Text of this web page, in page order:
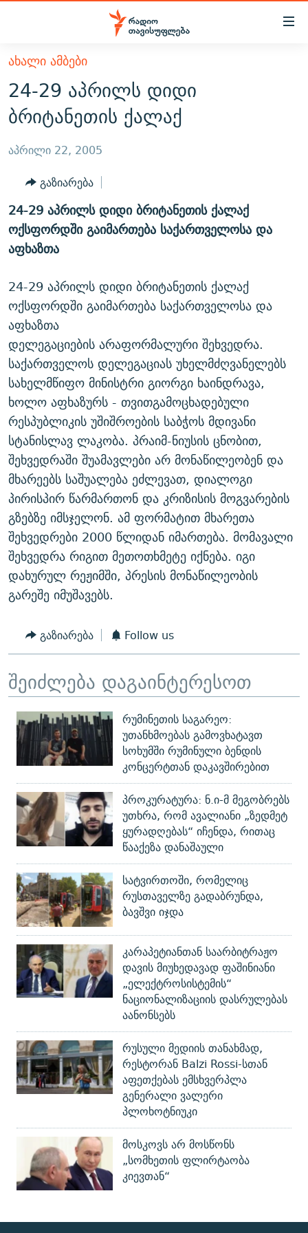
Accessibility
მთავარ
შინაარსზე
დაბრუნება
მთავარ
დაბრუნება
ძიებაზე
დაბრუნება
ᲐᲮᲐᲚᲘ ᲐᲛᲑᲔᲑᲘ
ᲗᲔᲛᲔᲑᲘ
ᲞᲝᲚᲘᲢᲘᲙᲐ
ᲔᲙᲝᲜᲝᲛᲘᲙᲐ
ᲡᲐᲖᲝᲒᲐᲓᲝᲔᲑᲐ
ᲡᲞᲝᲠᲢᲘ
ᲕᲘᲓᲔᲝ
ᲑᲚᲝᲒᲔᲑᲘ
ᲞᲝᲓᲙᲐᲡᲢᲔᲑᲘ
ᲜᲘᲙᲝᲡ ᲞᲝᲓᲙᲐᲡᲢᲘ
60 ᲓᲔᲪᲘᲑᲔᲚᲘ
ᲓᲘᲚᲘᲡ ᲡᲐᲣᲑᲠᲔᲑᲘ
ᲛᲝᲚᲐᲞᲐᲠᲐᲙᲔ ᲢᲔᲥᲡᲢᲔᲑᲘ
ᲨᲘᲜ - ᲣᲪᲮᲝᲔᲗᲨᲘ
ᲚᲘᲢᲔᲠᲐᲢᲣᲠᲣᲚᲘ ᲬᲐᲮᲜᲐᲒᲔᲑᲘ
ᲐᲛᲔᲠᲘᲙᲣᲚᲘ ᲛᲝᲗᲮᲠᲝᲑᲐ
ᲘᲛᲞᲔᲠᲘᲐ ᲓᲐ ᲠᲐᲓᲘᲝ
ᲗᲐᲕᲘᲡᲣᲤᲚᲔᲑᲘᲡ ᲛᲝᲜᲘᲢᲝᲠᲘ
ᲤᲔᲜᲝᲕᲐᲜᲘ - 2.10
ᲗᲥᲕᲔᲜᲘ ᲞᲣᲑᲚᲘᲙᲐᲪᲘᲔᲑᲘ
ᲞᲠᲝᲔᲥᲢᲔᲑᲘ
ᲓᲐᲛᲝᲣᲙᲘᲓᲔᲑᲚᲝᲑᲘᲡ 100 ᲬᲔᲚᲘ
ᲩᲔᲛᲘ ᲡᲘᲙᲕᲓᲘᲚᲘᲡ ᲛᲘᲖᲔᲖᲘᲐ COVID-19
11 ᲬᲔᲚᲘ - 11 ᲐᲛᲑᲐᲕᲘ
ᲡᲐᲞᲐᲠᲚᲐᲛᲔᲜᲢᲝ ᲐᲠᲩᲔᲕᲜᲔᲑᲘᲡ ᲘᲡᲢᲝᲠᲘᲐ
ᲑᲐᲕᲨᲕᲔᲑᲘ ᲞᲠᲝᲡᲢᲘᲢᲣᲪᲘᲐᲨᲘ - ᲐᲛᲝᲣᲗᲥᲛᲔᲚᲘ ᲐᲛᲑᲐᲕᲘ
5 ᲐᲛᲑᲐᲕᲘ - 20 ᲘᲕᲜᲘᲡᲡ ᲓᲐᲨᲐᲕᲔᲑᲣᲚᲔᲑᲘ
ᲐᲒᲕᲘᲡᲢᲝᲡ ᲝᲛᲘ
ПРИВЕТ ᲙᲣᲚᲢᲣᲠᲐ
ЭХО КАВКАЗА
ᲒᲐᲛᲝᲘᲬᲔᲠᲔ
რთე/რთ-ის ყველა საიტი
ᲐᲮᲐᲚᲘ ᲐᲛᲑᲔᲑᲘ
24-29 აპრილს დიდი
ბრიტანეთის ქალაქ
აპრილი 22, 2005
გაზიარება
24-29 აპრილს დიდი ბრიტანეთის ქალაქ
ოქსფორდში გაიმართება საქართველოსა და
აფხაზთა
24-29 აპრილს დიდი ბრიტანეთის ქალაქ
ოქსფორდში გაიმართება საქართველოსა და
აფხაზთა
დელეგაციების არაფორმალური შეხვედრა.
საქართველოს დელეგაციას უხელმძღვანელებს
სახელმწიფო მინისტრი გიორგი ხაინდრავა,
ხოლო აფხაზურს - თვითგამოცხადებული
რესპუბლიკის უშიშროების საბჭოს მდივანი
სტანისლავ ლაკობა. პრაიმ-ნიუსის ცნობით,
შეხვედრაში შუამავლები არ მონაწილეობენ და
მხარეებს საშუალება ეძლევათ, დიალოგი
პირისპირ წარმართონ და კრიზისის მოგვარების
გზებზე იმსჯელონ. ამ ფორმატით მხარეთა
შეხვედრები 2000 წლიდან იმართება. მომავალი
შეხვედრა რიგით მეთოთხმეტე იქნება. იგი
დახურულ რეჟიმში, პრესის მონაწილეობის
გარეშე იმუშავებს.
გაზიარება Follow us
შეიძლება დაგაინტერესოთ
რუმინეთის საგარეო:
უთანხმოებას გამოვხატავთ
სოხუმში რუმინული ბენდის
კონცერტთან დაკავშირებით
პროკურატურა: ნ.ი-მ მეგობრებს
უთხრა, რომ ავალიანი „ზედმეტ
ყურადღებას“ იჩენდა, რითაც
წააქეზა დანაშაული
სატვირთოში, რომელიც
რუსთაველზე გადაბრუნდა,
ბავშვი იჯდა
კარაპეტიანთან საარბიტრაჟო
დავის მიუხედავად ფაშინიანი
„ელექტროსისტემის“
ნაციონალიზაციის დასრულებას
აანონსებს
რუსული მედიის თანახმად,
რესტორან Balzi Rossi-სთან
აფეთქებას ემსხვერპლა
გენერალი ვალერი
პლოხოტნიუკი
მოსკოვს არ მოსწონს
„სომხეთის ფლირტაობა
კიევთან“